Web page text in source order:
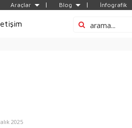
Araçlar Blog İnfografik
2025